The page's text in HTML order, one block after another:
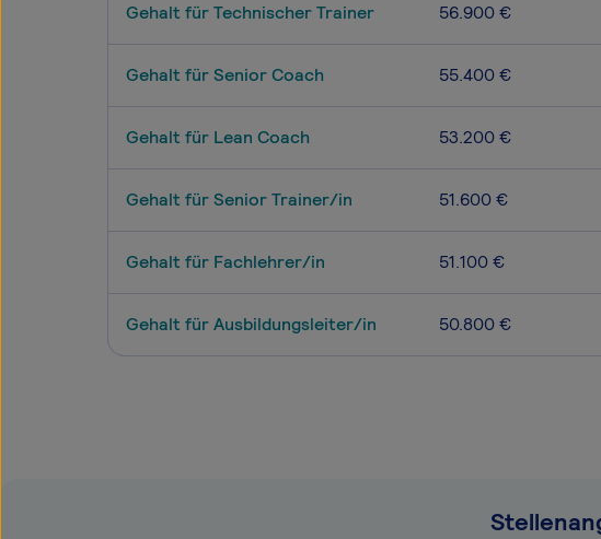
Gehalt für Technischer Trainer 56.900 €
Gehalt für Senior Coach 55.400 €
Gehalt für Lean Coach 53.200 €
Gehalt für Senior Trainer/in 51.600 €
Gehalt für Fachlehrer/in 51.100 €
Gehalt für Ausbildungsleiter/in 50.800 €